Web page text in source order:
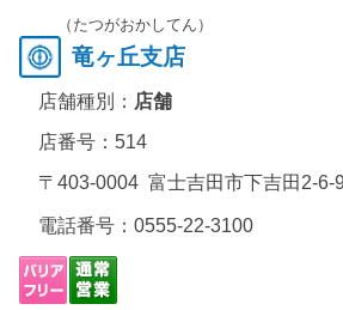
（たつがおかしてん）
竜ヶ丘支店
店舗種別： 店舗
店番号：514
〒403-0004 富士吉田市下吉田2-6-9
電話番号： 0555-22-3100